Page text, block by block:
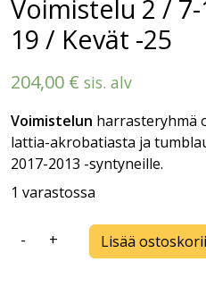
Voimistelu 2 /
19 / Kevät -25
204,00 € sis. alv
Voimistelun harrasteryhmä
lattia-akrobatiasta ja
2017-2013 -syntyneille.
1 varastossa
-
Voimistelu
+ Lisää